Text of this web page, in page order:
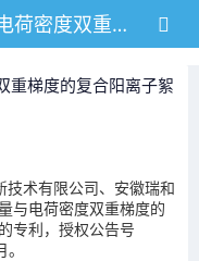
南京瑞迪取得基于分子量与电荷密度双重梯度的复合阳离子絮凝剂专利
重梯度的复合阳离子絮
技术有限公司、安徽瑞和
与电荷密度双重梯度的
专利，授权公告号